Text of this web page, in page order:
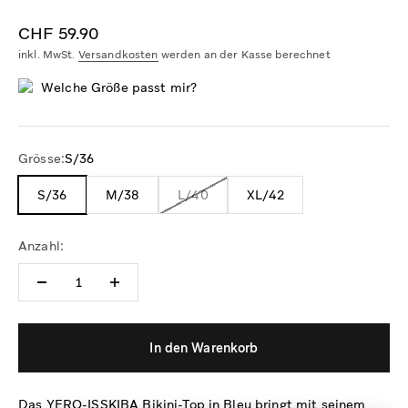
Angebot
CHF 59.90
inkl. MwSt. Versandkosten werden an der Kasse berechnet
Welche Größe passt mir?
Grösse:S/36
S/36 M/38 L/40 XL/42
Anzahl:
In den Warenkorb
Das YERO-ISSKIBA Bikini-Top in Bleu bringt mit seinem